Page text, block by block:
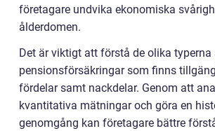
företagare undvika ekonomiska
ålderdomen.
Det är viktigt att förstå de olika typerna
pensionsförsäkringar som finns
fördelar samt nackdelar. Genom att
kvantitativa mätningar och göra en
genomgång kan företagare bättre